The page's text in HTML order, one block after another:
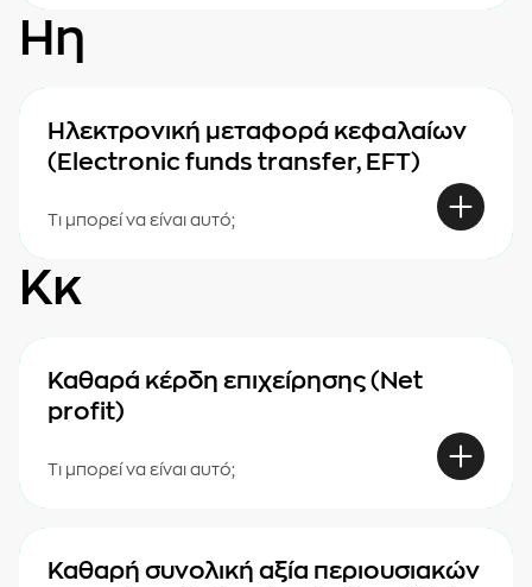
Ηη
Ηλεκτρονική μεταφορά κεφαλαίων
(Electronic funds transfer, EFT)
Τι μπορεί να είναι αυτό;
Κκ
Καθαρά κέρδη επιχείρησης (Net
profit)
Τι μπορεί να είναι αυτό;
Καθαρή συνολική αξία περιουσιακών